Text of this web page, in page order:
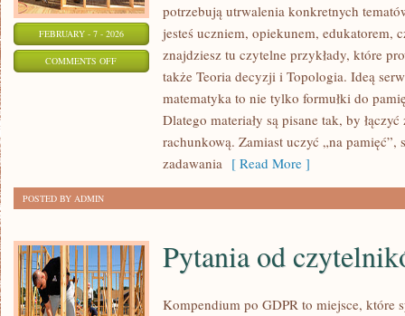
FEBRUARY - 7 - 2026
COMMENTS OFFON
MATEMATYKA
potrzebują utrwalenia konkretnych
jesteś uczniem, opiekunem, edukatorem,
znajdziesz tu czytelne przykłady, które
także Teoria decyzji i Topologia. Ideą
matematyka to nie tylko formułki do
Dlatego materiały są pisane tak, by
rachunkową. Zamiast uczyć „na pamięć”,
zadawania [ Read More ]
POSTED BY ADMIN
Pytania od
Kompendium po GDPR to miejsce, które